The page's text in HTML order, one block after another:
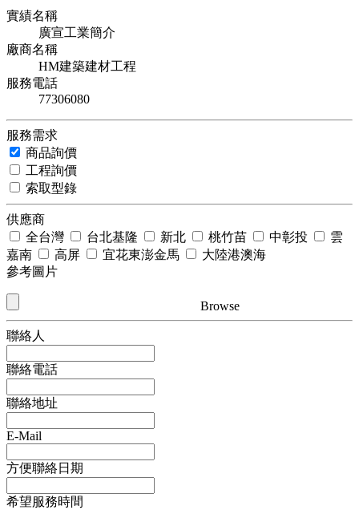
實績名稱
廣宣工業簡介
廠商名稱
HM建築建材工程
服務電話
77306080
服務需求
商品詢價
工程詢價
索取型錄
供應商
全台灣
台北基隆 新北 桃竹苗 中彰投
雲
嘉南
高屏 宜花東澎金馬
大陸港澳海
參考圖片
Browse
聯絡人
聯絡電話
聯絡地址
E-Mail
方便聯絡日期
希望服務時間